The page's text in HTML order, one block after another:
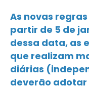
As novas
partir de 5 de
dessa data, as
que realizam
diárias
deverão adotar